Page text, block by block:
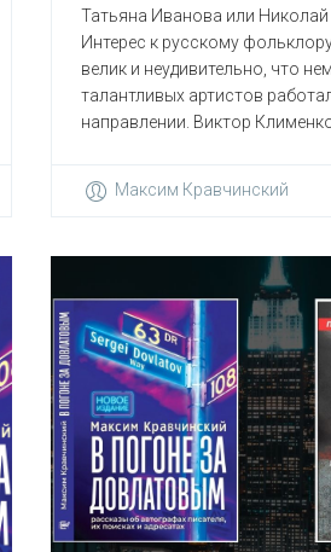
Татьяна Иванова или Николай
Интерес к русскому
велик и неудивительно, что
талантливых артистов
направлении. Виктор Клименко
Максим Кравчинский